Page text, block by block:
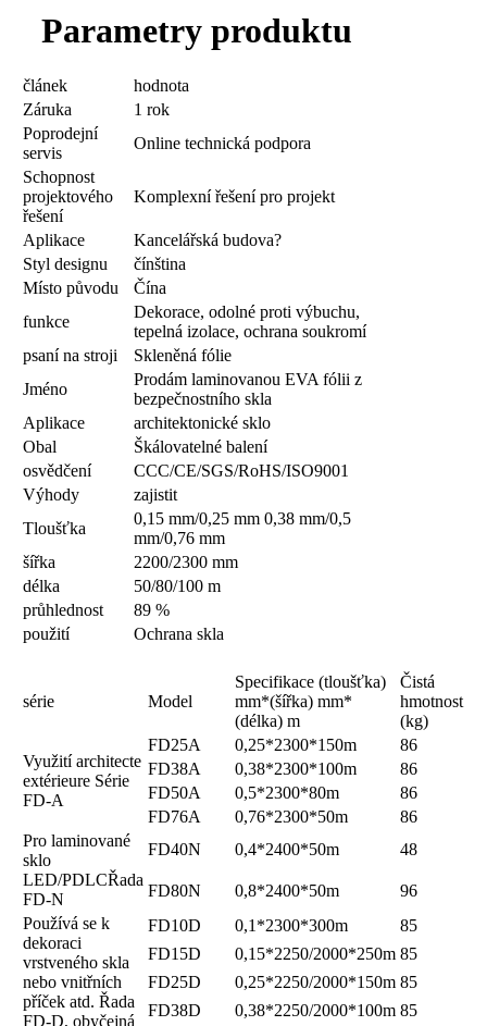
Parametry produktu
článek
hodnota
Záruka
1 rok
Poprodejní
servis
Online technická podpora
Schopnost
projektového
řešení
Komplexní řešení pro projekt
Aplikace
Kancelářská budova?
Styl designu
čínština
Místo původu
Čína
funkce
Dekorace, odolné proti výbuchu,
tepelná izolace, ochrana soukromí
psaní na stroji
Skleněná fólie
Jméno
Prodám laminovanou EVA fólii z
bezpečnostního skla
Aplikace
architektonické sklo
Obal
Škálovatelné balení
osvědčení
CCC/CE/SGS/RoHS/ISO9001
Výhody
zajistit
Tloušťka
0,15 mm/0,25 mm 0,38 mm/0,5
mm/0,76 mm
šířka
2200/2300 mm
délka
50/80/100 m
průhlednost
89 %
použití
Ochrana skla
série Model
Specifikace (tloušťka)
mm*(šířka) mm*
(délka) m
Čistá
hmotnost
(kg)
Využití architecte
extérieure Série
FD-A
FD25A 0,25*2300*150m
86
FD38A
0,38*2300*100m
86
FD50A
0,5*2300*80m
86
FD76A
0,76*2300*50m
86
Pro laminované
sklo
LED/PDLCŘada
FD-N
FD40N 0,4*2400*50m 48
FD80N 0,8*2400*50m
96
Používá se k
dekoraci
vrstveného skla
nebo vnitřních
příček atd. Řada
FD-D, obyčejná
FD10D 0,1*2300*300m
85
FD15D
0,15*2250/2000*250m 85
FD25D
0,25*2250/2000*150m 85
FD38D
0,38*2250/2000*100m 85